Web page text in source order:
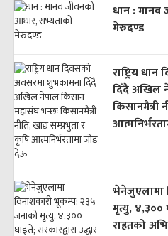
धान : मानव
मेरुदण्ड
राष्ट्रिय
दिँदै अखिल
किसानमैत्री
भेनेजुएलामा
मृत्यु, ४,३००
राहतको